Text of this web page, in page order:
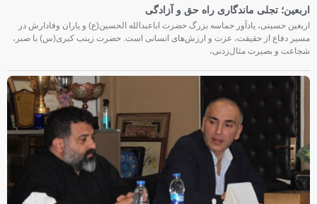
اربعین؛ تجلی ماندگاری راه حق و آزادگی
اربعین حسینی، یادآور حماسه بزرگ حضرت اباعبدالله الحسین(ع) و یاران وفادارش در
مسیر دفاع از حقیقت، عزت و ارزش‌های انسانی است. حضرت زینب کبری(س) با صبر،
شجاعت و بصیرت مثال‌زدنی،